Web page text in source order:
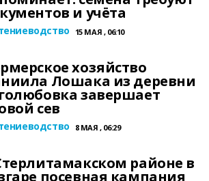
и учёта
15 МАЯ , 06:10
хозяйство
Лошака из деревни
завершает
сев
8 МАЯ , 06:29
районе в
посевная кампания